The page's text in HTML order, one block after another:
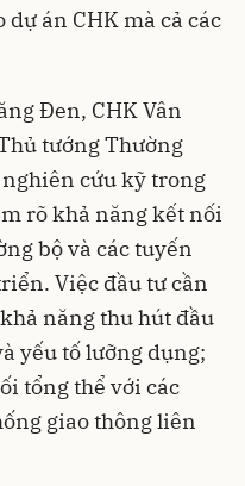
án CHK mà cả các
Đen, CHK Vân
tướng Thường
cứu kỹ trong
rõ khả năng kết nối
bộ và các tuyến
Việc đầu tư cần
năng thu hút đầu
yếu tố lưỡng dụng;
tổng thể với các
giao thông liên